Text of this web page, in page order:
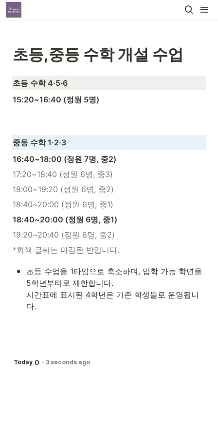
초등,중등 수학 개설 수업
초등 수학 4·5·6
15:20~16:40 (정원 5명)
중등 수학 1·2·3
16:40~18:00 (정원 7명, 중2)
17:20~18:40 (정원 6명, 중3)
18:00~19:20 (정원 6명, 중2)
18:40~20:00 (정원 6명, 중1)
18:40~20:00 (정원 6명, 중1)
19:20~20:40 (정원 6명, 중2)
*회색 글씨는 마감된 반입니다.
•
초등 수업을 1타임으로 축소하며, 입학 가능 학년을
5학년부터로 제한합니다.
시간표에 표시된 4학년은 기존 학생들로 운영됩니
다.
Today 0 - 3 seconds ago